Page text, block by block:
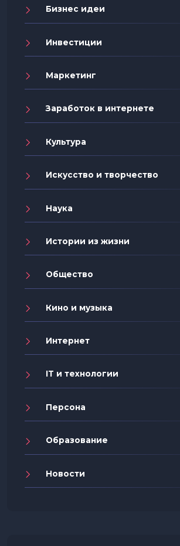
Бизнес идеи
Инвестиции
Маркетинг
Заработок в интернете
Культура
Искусство и творчество
Наука
Истории из жизни
Общество
Кино и музыка
Интернет
IT и технологии
Персона
Образование
Новости